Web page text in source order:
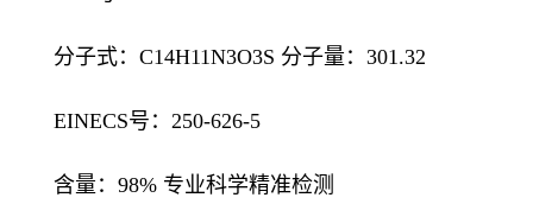
分子式：C14H11N3O3S 分子量：301.32
EINECS号：250-626-5
含量：98% 专业科学精准检测